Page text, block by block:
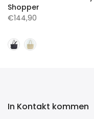
Shopper
€144,90
In Kontakt kommen